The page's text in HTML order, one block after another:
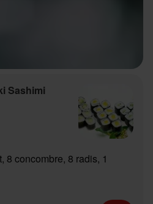
Sashimi
8 concombre, 8 radis, 1